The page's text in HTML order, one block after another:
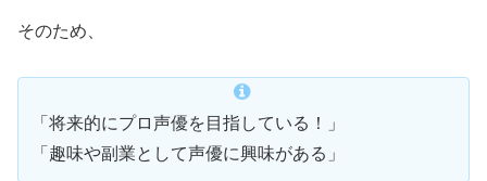
そのため、
「将来的にプロ声優を目指している！」
「趣味や副業として声優に興味がある」